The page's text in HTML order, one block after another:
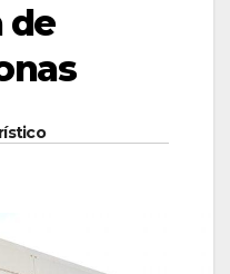
de